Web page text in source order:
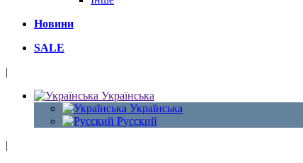
Новини
SALE
|
Українська
Українська
Русский
|